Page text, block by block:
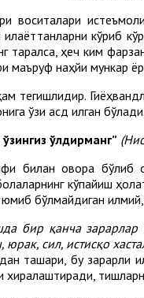
кўриб
тарқалса, ҳеч ким
маъруф наҳйи мункар
тегишлидир.
ўзи қасд қилган
ўзингиз ўлдирманг”
билан овора бўлиб
кўпайиш
бўлмайдиган илмий,
бир қанча
сил, истисқо
ташқари, бу зарарли
хиралаштиради,